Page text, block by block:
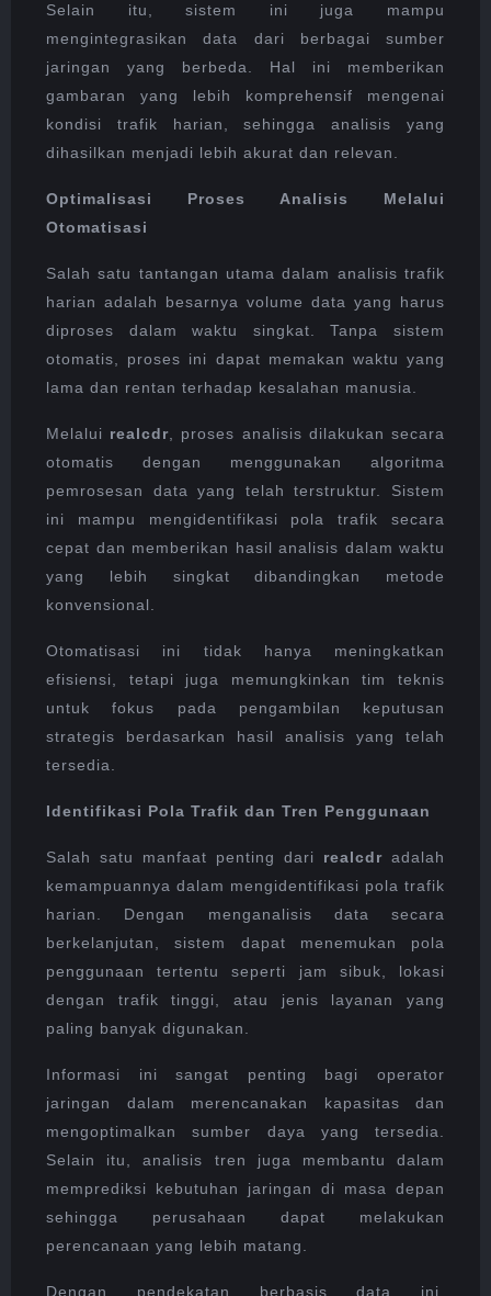
Selain itu, sistem ini juga mampu
mengintegrasikan data dari berbagai sumber
jaringan yang berbeda. Hal ini memberikan
gambaran yang lebih komprehensif mengenai
kondisi trafik harian, sehingga analisis yang
dihasilkan menjadi lebih akurat dan relevan.
Optimalisasi Proses Analisis Melalui
Otomatisasi
Salah satu tantangan utama dalam analisis trafik
harian adalah besarnya volume data yang harus
diproses dalam waktu singkat. Tanpa sistem
otomatis, proses ini dapat memakan waktu yang
lama dan rentan terhadap kesalahan manusia.
Melalui realcdr, proses analisis dilakukan secara
otomatis dengan menggunakan algoritma
pemrosesan data yang telah terstruktur. Sistem
ini mampu mengidentifikasi pola trafik secara
cepat dan memberikan hasil analisis dalam waktu
yang lebih singkat dibandingkan metode
konvensional.
Otomatisasi ini tidak hanya meningkatkan
efisiensi, tetapi juga memungkinkan tim teknis
untuk fokus pada pengambilan keputusan
strategis berdasarkan hasil analisis yang telah
tersedia.
Identifikasi Pola Trafik dan Tren Penggunaan
Salah satu manfaat penting dari realcdr adalah
kemampuannya dalam mengidentifikasi pola trafik
harian. Dengan menganalisis data secara
berkelanjutan, sistem dapat menemukan pola
penggunaan tertentu seperti jam sibuk, lokasi
dengan trafik tinggi, atau jenis layanan yang
paling banyak digunakan.
Informasi ini sangat penting bagi operator
jaringan dalam merencanakan kapasitas dan
mengoptimalkan sumber daya yang tersedia.
Selain itu, analisis tren juga membantu dalam
memprediksi kebutuhan jaringan di masa depan
sehingga perusahaan dapat melakukan
perencanaan yang lebih matang.
Dengan pendekatan berbasis data ini,